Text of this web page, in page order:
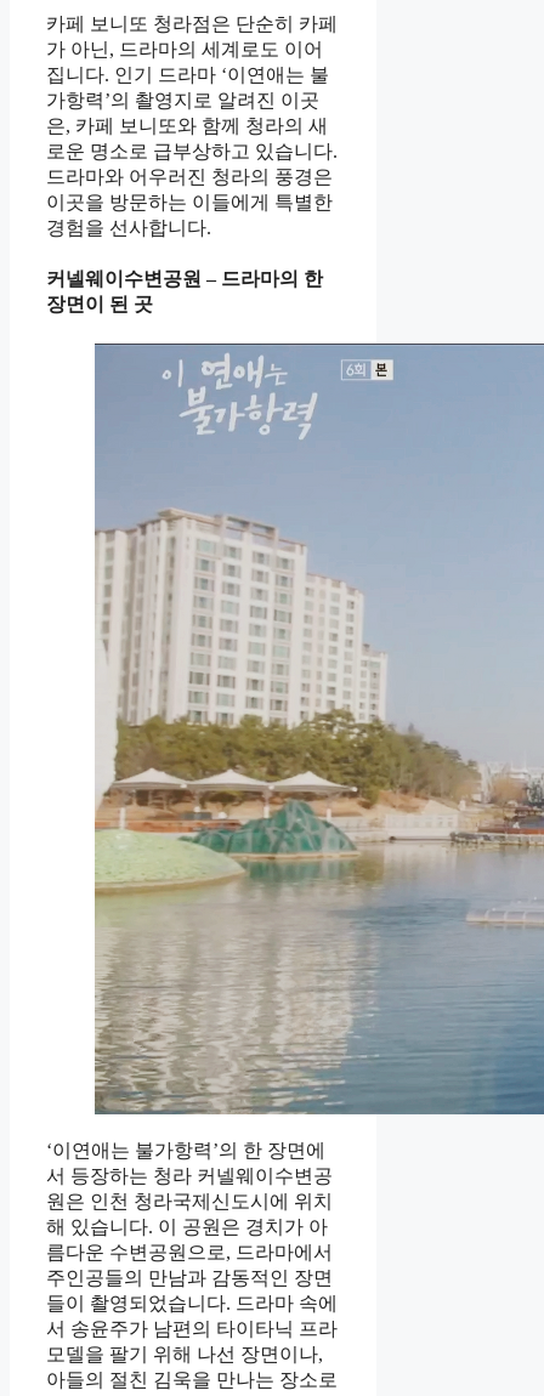
카페 보니또 청라점은 단순히 카페
가 아닌, 드라마의 세계로도 이어
집니다. 인기 드라마 ‘이연애는 불
가항력’의 촬영지로 알려진 이곳
은, 카페 보니또와 함께 청라의 새
로운 명소로 급부상하고 있습니다.
드라마와 어우러진 청라의 풍경은
이곳을 방문하는 이들에게 특별한
경험을 선사합니다.
커넬웨이수변공원 – 드라마의 한
장면이 된 곳
‘이연애는 불가항력’의 한 장면에
서 등장하는 청라 커넬웨이수변공
원은 인천 청라국제신도시에 위치
해 있습니다. 이 공원은 경치가 아
름다운 수변공원으로, 드라마에서
주인공들의 만남과 감동적인 장면
들이 촬영되었습니다. 드라마 속에
서 송윤주가 남편의 타이타닉 프라
모델을 팔기 위해 나선 장면이나,
아들의 절친 김욱을 만나는 장소로